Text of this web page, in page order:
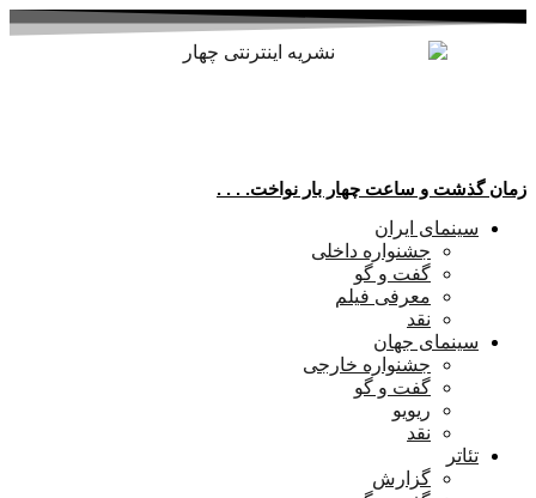
پرش
زمان گذشت و ساعت چهار بار نواخت. . . .
سینمای ایران
جشنواره داخلی
گفت و گو
معرفی فیلم
نقد
سینمای جهان
جشنواره خارجی
گفت و گو
ریویو
نقد
تئاتر
گزارش